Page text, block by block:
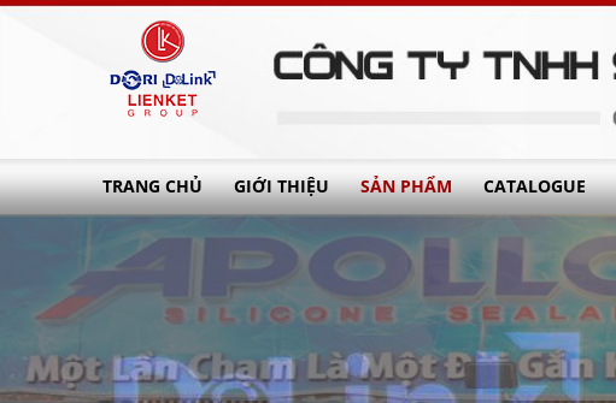
TRANG CHỦ GIỚI THIỆU SẢN PHẨM CATALOGUE